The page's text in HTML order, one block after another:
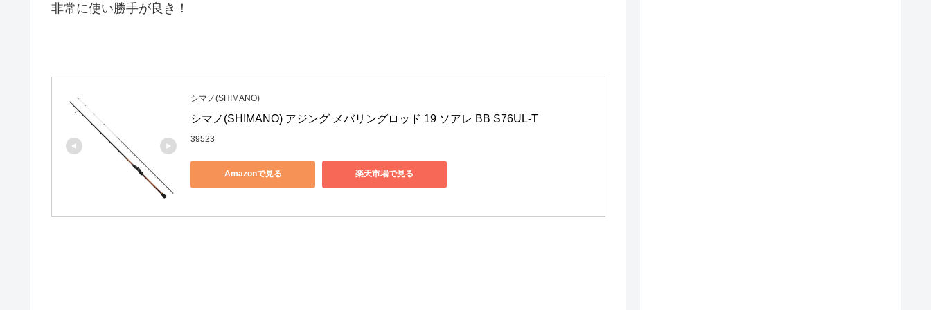
非常に使い勝手が良き！
シマノ(SHIMANO)
シマノ(SHIMANO) アジング メバリングロッド 19 ソアレ BB S76UL-T
39523
Amazonで見る 楽天市場で見る